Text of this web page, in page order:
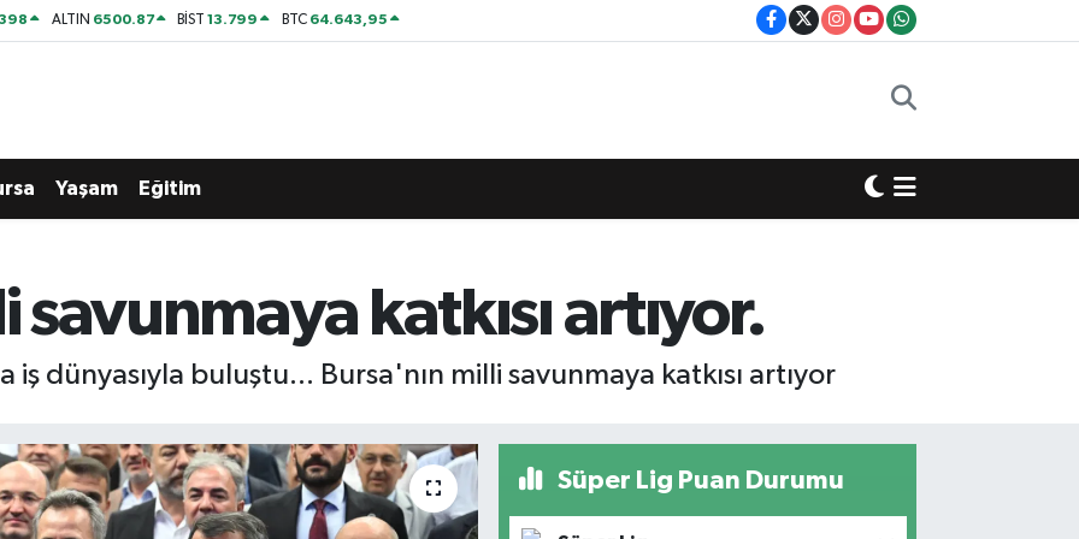
ALTIN 6500.87 BİST13.799 BTC 64.643,95
Yaşam Eğitim
savunmaya katkısı artıyor.
dünyasıyla buluştu... Bursa'nın milli savunmaya katkısı artıyor
Süper Lig Puan Durumu